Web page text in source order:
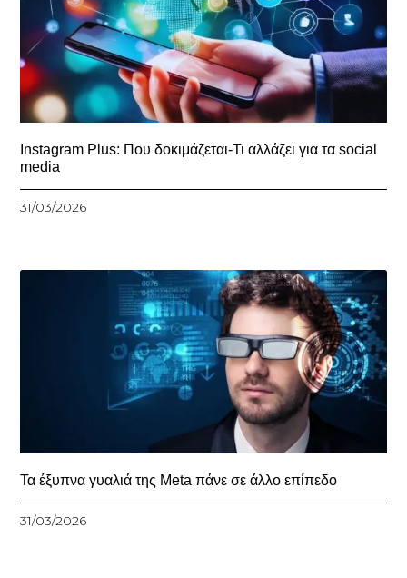
Instagram Plus: Που δοκιμάζεται-Τι αλλάζει για τα social
media
31/03/2026
Τα έξυπνα γυαλιά της Meta πάνε σε άλλο επίπεδο
31/03/2026